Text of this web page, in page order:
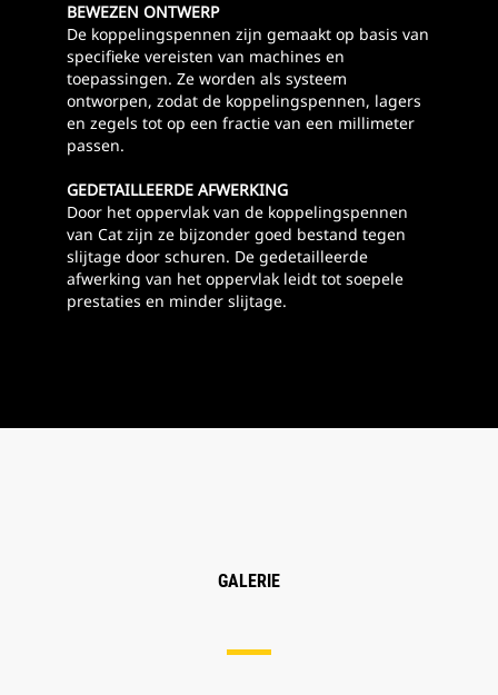
BEWEZEN ONTWERP
De koppelingspennen zijn gemaakt op basis van
specifieke vereisten van machines en
toepassingen. Ze worden als systeem
ontworpen, zodat de koppelingspennen, lagers
en zegels tot op een fractie van een millimeter
passen.
GEDETAILLEERDE AFWERKING
Door het oppervlak van de koppelingspennen
van Cat zijn ze bijzonder goed bestand tegen
slijtage door schuren. De gedetailleerde
afwerking van het oppervlak leidt tot soepele
prestaties en minder slijtage.
GALERIE